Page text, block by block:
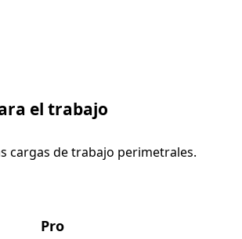
el trabajo
cargas de trabajo perimetrales.
Pro